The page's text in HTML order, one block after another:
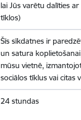
lai Jūs varētu dalīties
tīklos)
Šīs sīkdatnes ir
un satura
mūsu vietnē,
sociālos tīklus vai citas
24 stundas